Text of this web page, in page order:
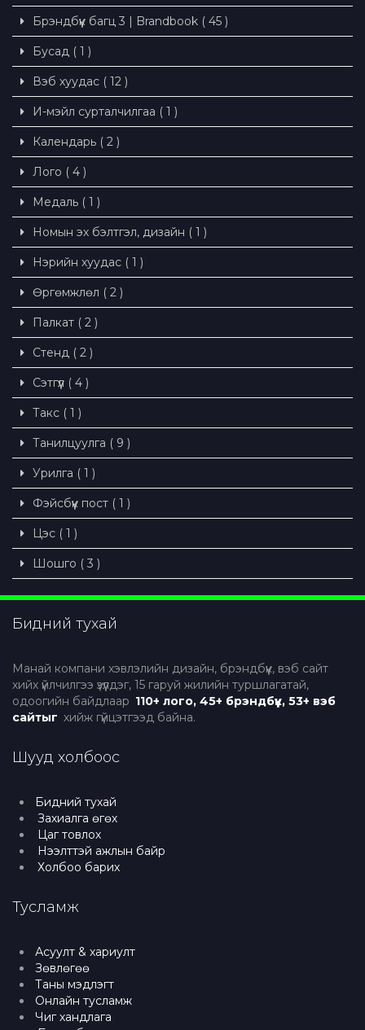
Брэндбүүк багц 3 | Brandbook ( 45 )
Бусад ( 1 )
Вэб хуудас ( 12 )
И-мэйл сурталчилгаа ( 1 )
Календарь ( 2 )
Лого ( 4 )
Медаль ( 1 )
Номын эх бэлтгэл, дизайн ( 1 )
Нэрийн хуудас ( 1 )
Өргөмжлөл ( 2 )
Палкат ( 2 )
Стенд ( 2 )
Сэтгүүл ( 4 )
Такс ( 1 )
Танилцуулга ( 9 )
Урилга ( 1 )
Фэйсбүүк пост ( 1 )
Цэс ( 1 )
Шошго ( 3 )
Бидний тухай
Манай компани хэвлэлийн дизайн, брэндбүүк, вэб сайт
хийх үйлчилгээ үзүүлдэг, 15 гаруй жилийн туршлагатай,
одоогийн байдлаар 110+ лого, 45+ брэндбүүк, 53+ вэб
сайтыг хийж гүйцэтгээд байна.
Шууд холбоос
Бидний тухай
Захиалга өгөх
Цаг товлох
Нээлттэй ажлын байр
Холбоо барих
Тусламж
Асуулт & хариулт
Зөвлөгөө
Таны мэдлэгт
Онлайн тусламж
Чиг хандлага